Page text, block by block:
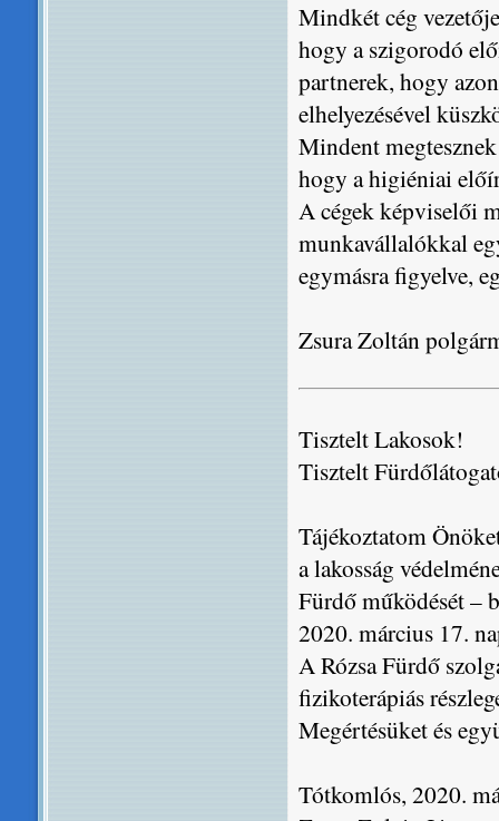
Mindkét cég
hogy a szigorodó
partnerek, hogy
elhelyezésével
Mindent
hogy a higiéniai
A cégek képviselői
munkavállalókkal
egymásra figyelve,
Zsura Zoltán
Tisztelt Lakosok!
Tisztelt
Tájékoztatom
a lakosság
Fürdő működését –
2020. március 17.
A Rózsa Fürdő
fizikoterápiás
Megértésüket és
Tótkomlós, 2020.